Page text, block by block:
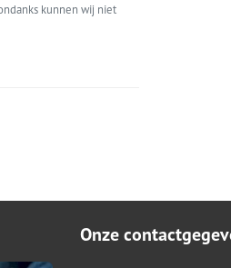
kunnen wij niet
Onze